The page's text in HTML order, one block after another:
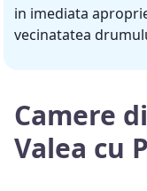
in imediata
vecinatatea
Camere
Valea cu